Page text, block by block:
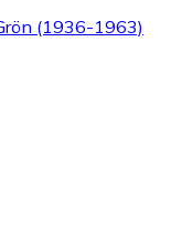
(1936-1963)